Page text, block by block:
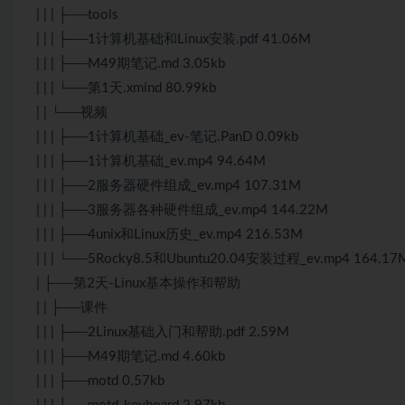
| | | ├──tools
| | | ├──1计算机基础和Linux安装.pdf 41.06M
| | | ├──M49期笔记.md 3.05kb
| | | └──第1天.xmind 80.99kb
| | └──视频
| | | ├──1计算机基础_ev-笔记.PanD 0.09kb
| | | ├──1计算机基础_ev.mp4 94.64M
| | | ├──2服务器硬件组成_ev.mp4 107.31M
| | | ├──3服务器各种硬件组成_ev.mp4 144.22M
| | | ├──4unix和Linux历史_ev.mp4 216.53M
| | | └──5Rocky8.5和Ubuntu20.04安装过程_ev.mp4
| ├──第2天-Linux基本操作和帮助
| | ├──课件
| | | ├──2Linux基础入门和帮助.pdf 2.59M
| | | ├──M49期笔记.md 4.60kb
| | | ├──motd 0.57kb